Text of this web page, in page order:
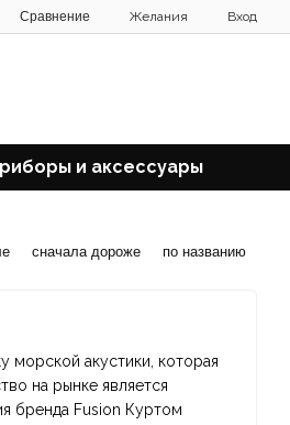
Сравнение Желания Вход
и аксессуары
сначала дороже по названию
морской акустики, которая
на рынке является
бренда Fusion Куртом